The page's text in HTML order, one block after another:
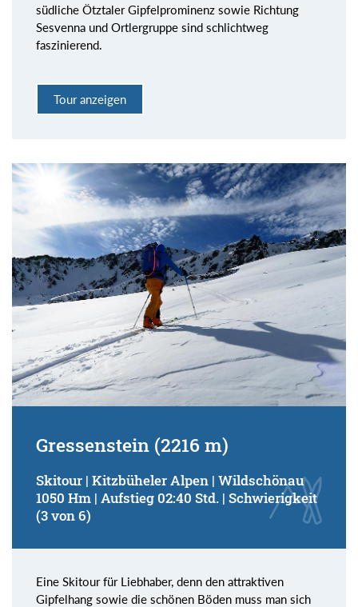
südliche Ötztaler Gipfelprominenz sowie Richtung
Sesvenna und Ortlergruppe sind schlichtweg
faszinierend.
Tour anzeigen
Gressenstein (2216 m)
Skitour | Kitzbüheler Alpen | Wildschönau
1050 Hm | Aufstieg 02:40 Std. | Schwierigkeit
(3 von 6)
Eine Skitour für Liebhaber, denn den attraktiven
Gipfelhang sowie die schönen Böden muss man sich